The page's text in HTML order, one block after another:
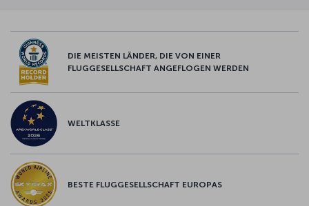
DIE MEISTEN LÄNDER, DIE VON EINER
FLUGGESELLSCHAFT ANGEFLOGEN WERDEN
WELTKLASSE
BESTE FLUGGESELLSCHAFT EUROPAS